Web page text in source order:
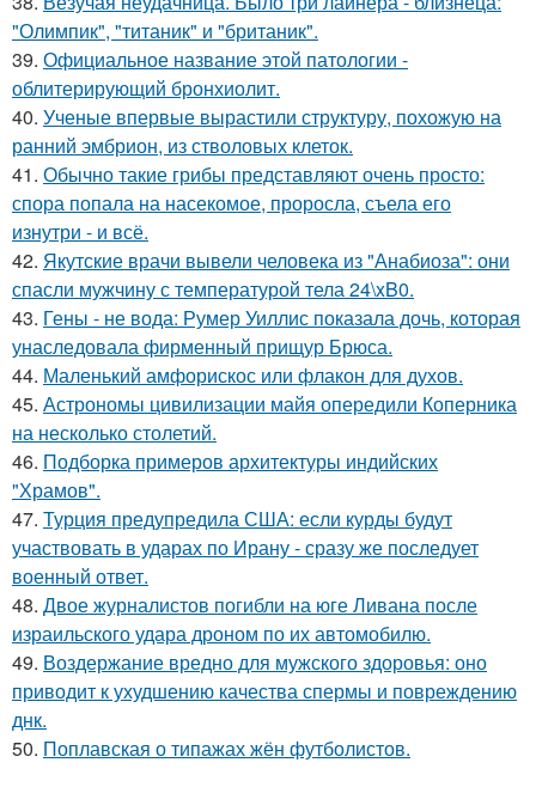
"Олимпик", "титаник" и "британик".
39. Официальное название этой патологии -
облитерирующий бронхиолит.
40. Ученые впервые вырастили структуру, похожую на
ранний эмбрион, из стволовых клеток.
41. Обычно такие грибы представляют очень просто:
спора попала на насекомое, проросла, съела его
изнутри - и всё.
42. Якутские врачи вывели человека из "Анабиоза": они
спасли мужчину с температурой тела 24\xB0.
43. Гены - не вода: Румер Уиллис показала дочь, которая
унаследовала фирменный прищур Брюса.
44. Маленький амфорискос или флакон для духов.
45. Астрономы цивилизации майя опередили Коперника
на несколько столетий.
46. Подборка примеров архитектуры индийских
"Храмов".
47. Турция предупредила США: если курды будут
участвовать в ударах по Ирану - сразу же последует
военный ответ.
48. Двое журналистов погибли на юге Ливана после
израильского удара дроном по их автомобилю.
49. Воздержание вредно для мужского здоровья: оно
приводит к ухудшению качества спермы и повреждению
днк.
50. Поплавская о типажах жён футболистов.